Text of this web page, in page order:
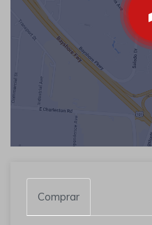
Comprar